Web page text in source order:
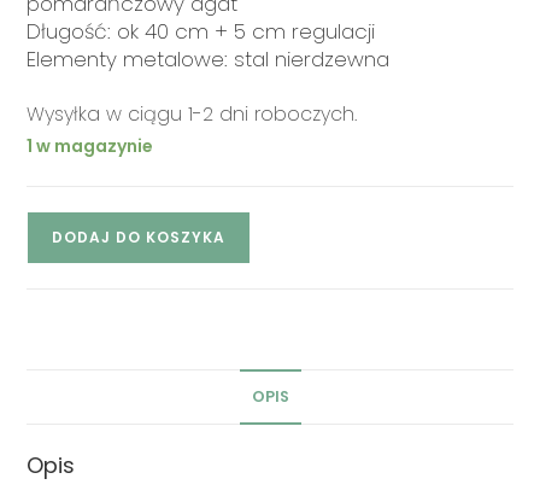
Długość: ok 40 cm + 5 cm regulacji
Elementy metalowe: stal nierdzewna
Wysyłka w ciągu 1-2 dni roboczych.
1 w magazynie
DODAJ DO KOSZYKA
OPIS
Opis